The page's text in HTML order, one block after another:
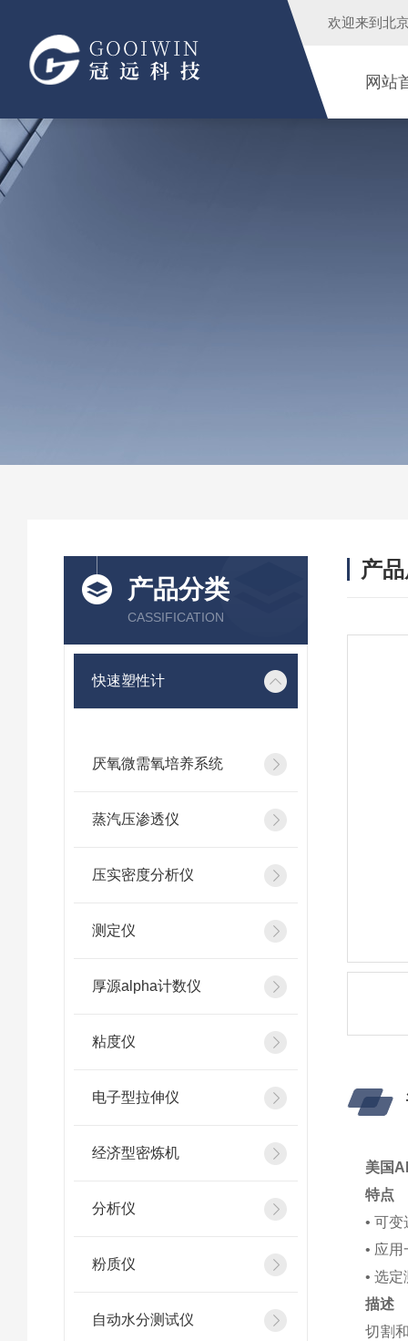
欢迎来到 北
网站
产品分类
CASSIFICATION
快速塑性计
厌氧微需氧培养系统
蒸汽压渗透仪
压实密度分析仪
测定仪
厚源alpha计数仪
粘度仪
电子型拉伸仪
经济型密炼机
分析仪
粉质仪
自动水分测试仪
产
美国
特点
• 可
• 应
• 选
描述
切割